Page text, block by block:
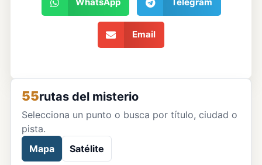
WhatsApp Telegram
Email
55rutas del misterio
Selecciona un punto o busca por título, ciudad o
pista.
Mapa
Satélite